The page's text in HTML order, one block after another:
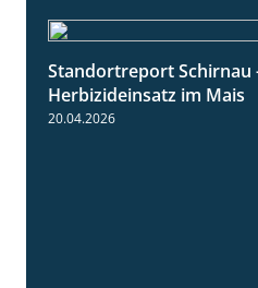
Standortreport Schirnau
Herbizideinsatz im Mais
20.04.2026